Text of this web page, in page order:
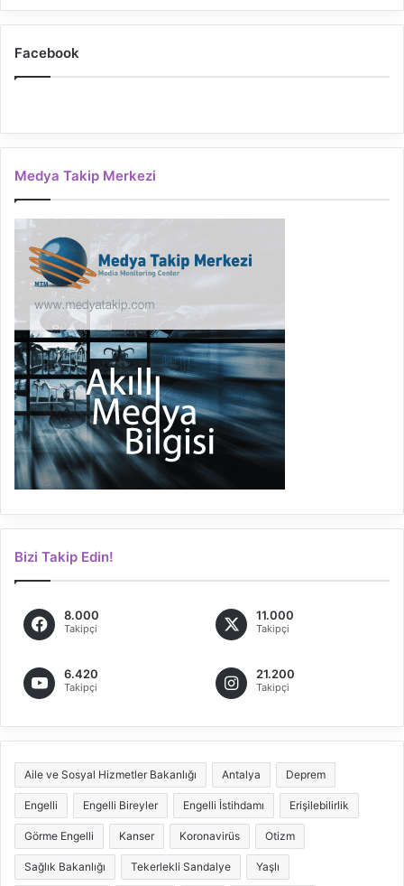
Facebook
Medya Takip Merkezi
Bizi Takip Edin!
8.000
Takipçi
11.000
Takipçi
6.420
Takipçi
21.200
Takipçi
Aile ve Sosyal Hizmetler Bakanlığı Antalya Deprem
Engelli Engelli Bireyler Engelli İstihdamı Erişilebilirlik
Görme Engelli Kanser Koronavirüs Otizm
Sağlık Bakanlığı Tekerlekli Sandalye Yaşlı